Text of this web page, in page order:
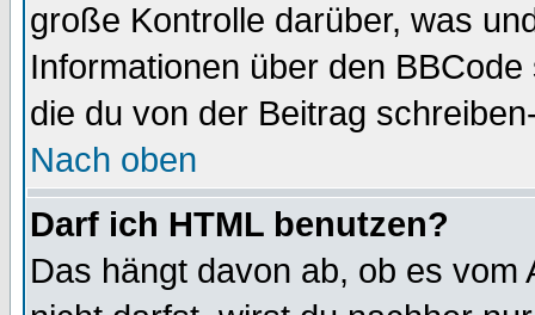
große Kontrolle darüber, was
Informationen über den
die du von der Beitrag
Nach oben
Darf ich HTML benutzen?
Das hängt davon ab, ob es